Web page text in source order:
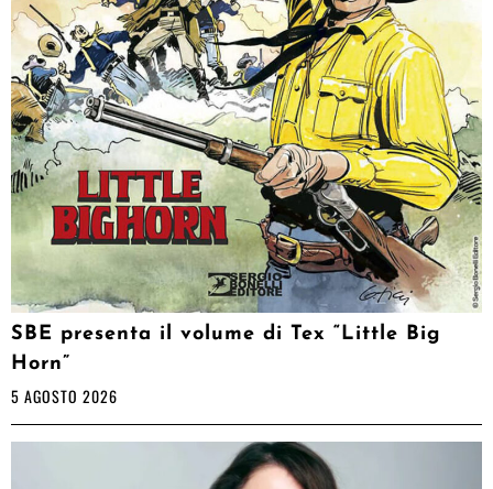
SBE presenta il volume di Tex “Little Big
Horn”
5 AGOSTO 2026